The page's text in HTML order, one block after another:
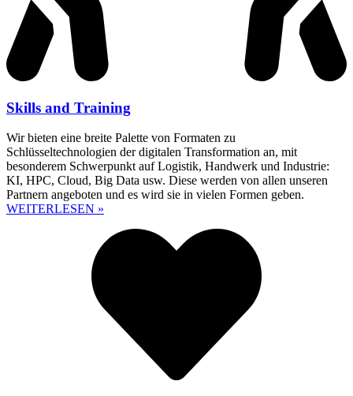
Skills and Training
Wir bieten eine breite Palette von Formaten zu
Schlüsseltechnologien der digitalen Transformation an, mit
besonderem Schwerpunkt auf Logistik, Handwerk und Industrie:
KI, HPC, Cloud, Big Data usw. Diese werden von allen unseren
Partnern angeboten und es wird sie in vielen Formen geben.
WEITERLESEN »